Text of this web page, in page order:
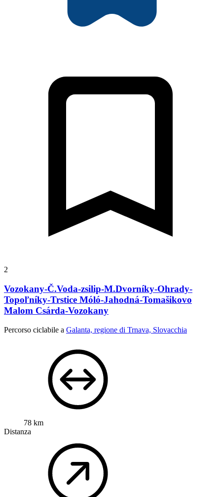
2
Vozokany-Č.Voda-zsilip-M.Dvorníky-Ohrady-
Topoľníky-Trstice Móló-Jahodná-Tomašikovo
Malom Csárda-Vozokany
Percorso ciclabile a Galanta, regione di Trnava, Slovacchia
78 km
Distanza